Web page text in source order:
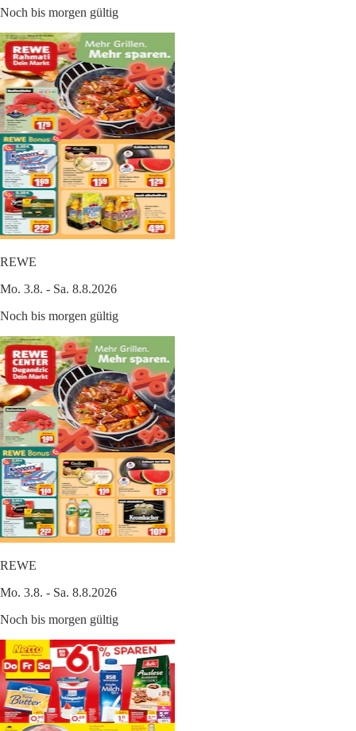
Noch bis morgen gültig
REWE
Mo. 3.8. - Sa. 8.8.2026
Noch bis morgen gültig
REWE
Mo. 3.8. - Sa. 8.8.2026
Noch bis morgen gültig